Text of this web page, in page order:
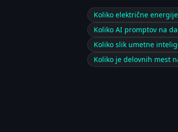
Koliko električne
Koliko AI promptov na
Koliko slik umetne
Koliko je delovnih mest